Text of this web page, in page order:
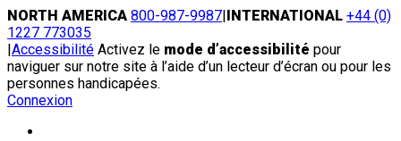
Skip
to
content
NORTH AMERICA 800-987-9987|INTERNATIONAL +44 (0)
1227 773035
|Accessibilité Activez le mode d’accessibilité pour
naviguer sur notre site à l’aide d’un lecteur d’écran ou pour les
personnes handicapées.
Connexion